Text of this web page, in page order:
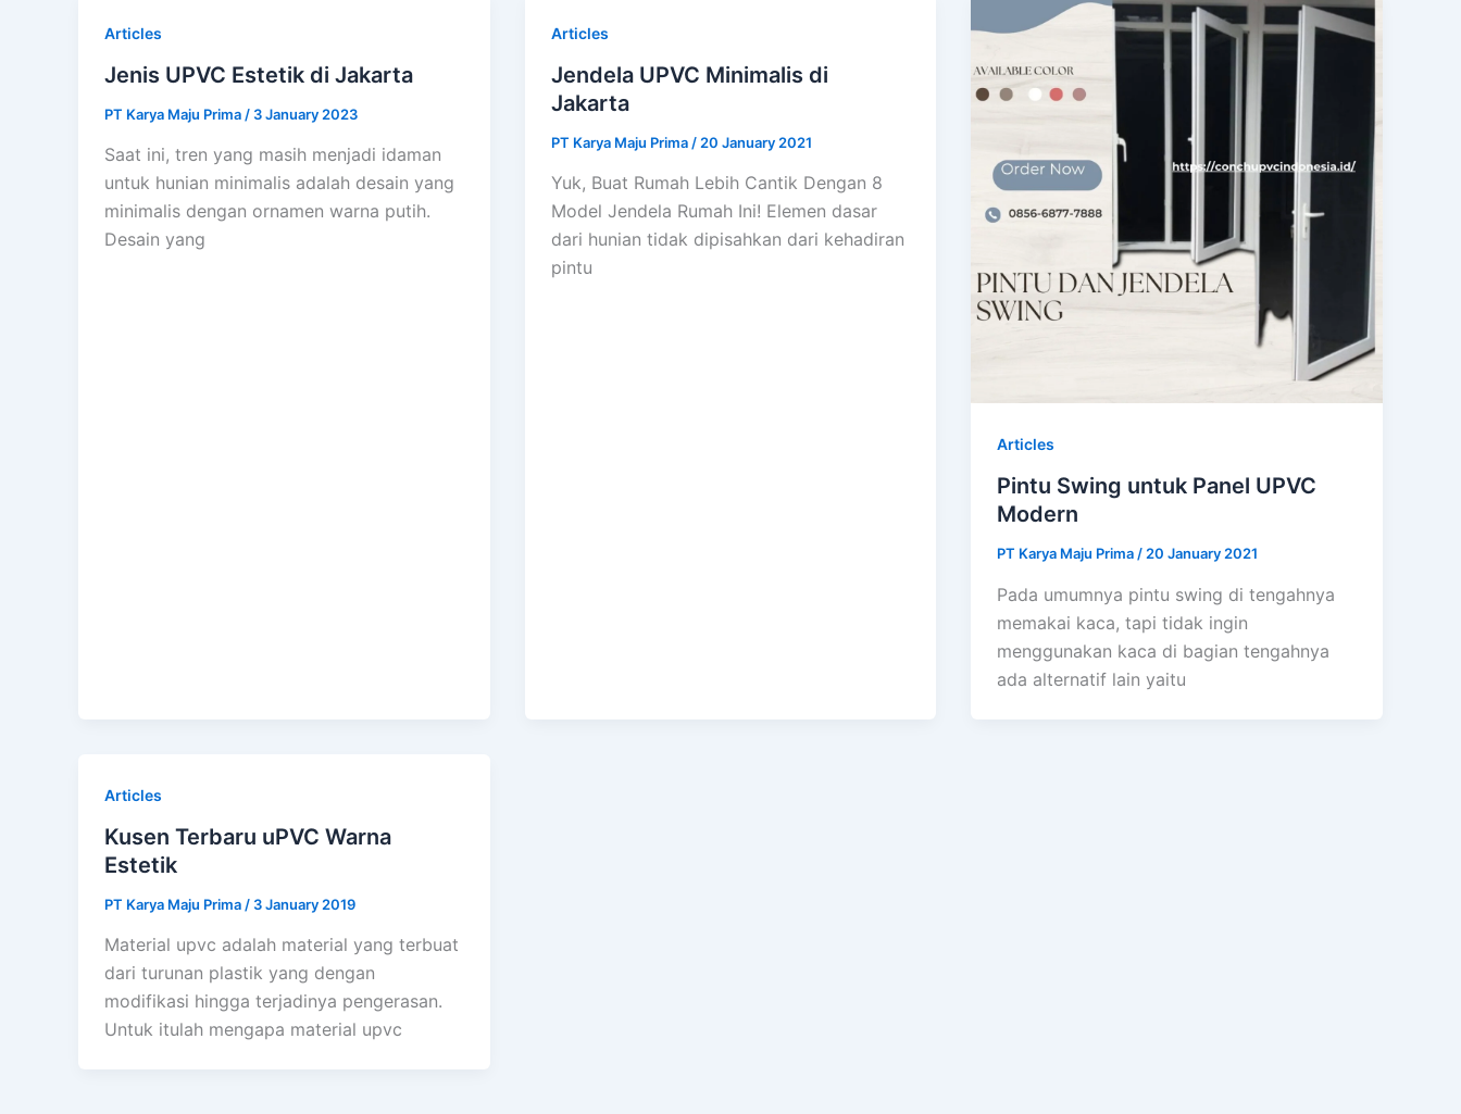
Articles
Jenis UPVC Estetik di Jakarta
PT Karya Maju Prima / 3 January 2023
Saat ini, tren yang masih menjadi idaman
untuk hunian minimalis adalah desain yang
minimalis dengan ornamen warna putih.
Desain yang
Articles
Jendela UPVC Minimalis di
Jakarta
PT Karya Maju Prima / 20 January 2021
Yuk, Buat Rumah Lebih Cantik Dengan 8
Model Jendela Rumah Ini! Elemen dasar
dari hunian tidak dipisahkan dari kehadiran
pintu
Articles
Pintu Swing untuk Panel UPVC
Modern
PT Karya Maju Prima / 20 January 2021
Pada umumnya pintu swing di tengahnya
memakai kaca, tapi tidak ingin
menggunakan kaca di bagian tengahnya
ada alternatif lain yaitu
Articles
Kusen Terbaru uPVC Warna
Estetik
PT Karya Maju Prima / 3 January 2019
Material upvc adalah material yang terbuat
dari turunan plastik yang dengan
modifikasi hingga terjadinya pengerasan.
Untuk itulah mengapa material upvc